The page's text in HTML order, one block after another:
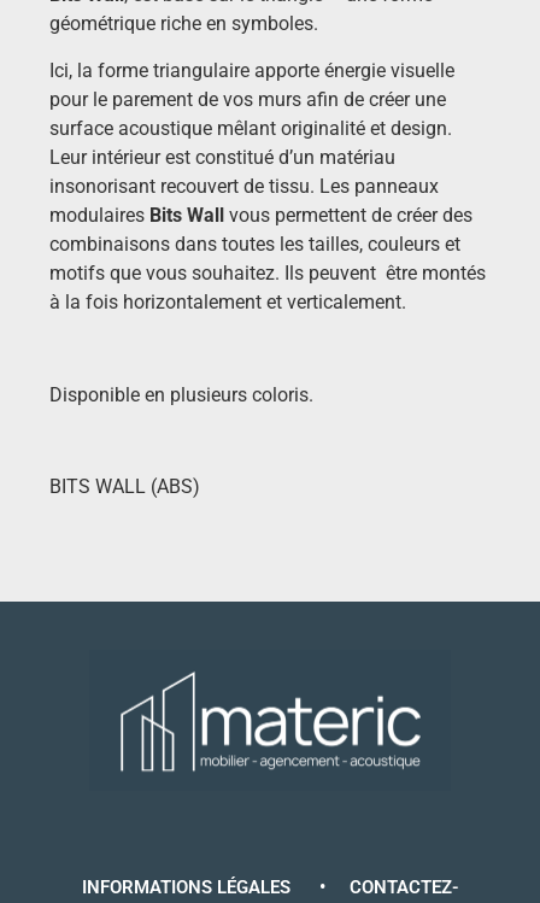
géométrique riche en symboles.
Ici, la forme triangulaire apporte énergie visuelle
pour le parement de vos murs afin de créer une
surface acoustique mêlant originalité et design.
Leur intérieur est constitué d’un matériau
insonorisant recouvert de tissu. Les panneaux
modulaires Bits Wall vous permettent de créer des
combinaisons dans toutes les tailles, couleurs et
motifs que vous souhaitez. Ils peuvent être montés
à la fois horizontalement et verticalement.
Disponible en plusieurs coloris.
BITS WALL (ABS)
INFORMATIONS LÉGALES • CONTACTEZ-